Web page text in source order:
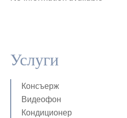
Услуги
Консъерж
Видеофон
Кондиционер